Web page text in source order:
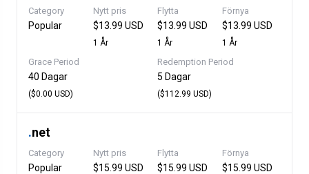
Category
Popular
Nytt pris
$13.99 USD
1 År
Flytta
$13.99 USD
1 År
Förnya
$13.99 USD
1 År
Grace Period
40 Dagar
($0.00 USD)
Redemption Period
5 Dagar
($112.99 USD)
.net
Category
Popular
Nytt pris
$15.99 USD
Flytta
$15.99 USD
Förnya
$15.99 USD